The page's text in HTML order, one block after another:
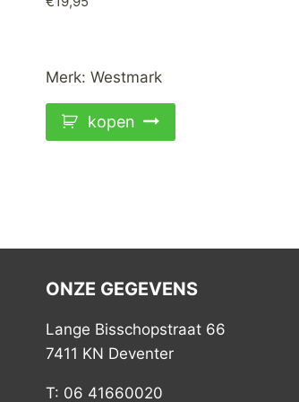
Merk: Westmark
kopen
ONZE GEGEVENS
Lange Bisschopstraat 66
7411 KN Deventer
T: 06 41660020